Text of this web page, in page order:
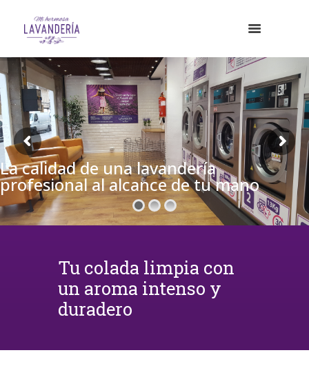
La calidad de una lavandería
profesional al alcance de tu mano
Tu colada limpia con
un aroma intenso y
duradero